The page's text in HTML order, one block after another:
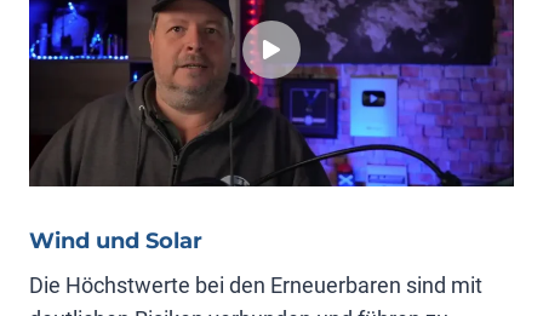
Wind und Solar
Die Höchstwerte bei den Erneuerbaren sind mit